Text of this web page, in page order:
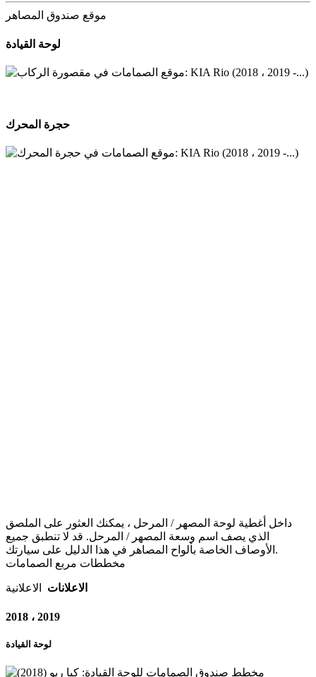
موقع صندوق المصاهر
لوحة القيادة
حجرة المحرك
داخل أغطية لوحة المصهر / المرحل ، يمكنك العثور على الملصق
الذي يصف اسم وسعة المصهر / المرحل. قد لا تنطبق جميع
الأوصاف الخاصة بألواح المصاهر في هذا الدليل على سيارتك.
مخططات مربع الصمامات
الاعلانات الاعلانية
2018 ، 2019
لوحة القيادة